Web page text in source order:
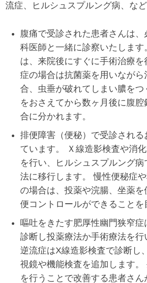
流症、ヒルシュスプルング病、など
腹痛で受診された患者さんは、
科医師と一緒に診察いたします
は、来院後にすぐに手術治療を
症の場合は抗菌薬を用いながら
合、虫垂が破れてしまい膿をつ
をおさえてから数ヶ月後に腹
合に分かれます。
排便障害（便秘）で受診される
ています。 Ｘ線造影検査や消
を行い、ヒルシュスプルング
法に移行します。 慢性便秘症
の場合は、投薬や浣腸、坐薬
便コントロールができることを
嘔吐をきたす肥厚性幽門狭窄
診断し投薬療法か手術療法を行
逆流症はX線造影検査で診断し
視鏡や機能検査を追加します
を行うことで改善する患者さん